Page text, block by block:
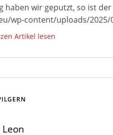
haben wir geputzt, so ist
wp-content/uploads/2025/
Artikel lesen
Leon